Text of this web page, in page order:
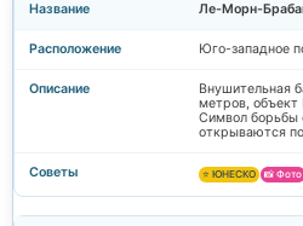
Ле-Морн-
Юго-западное
Внушительная
метров,
Символ борьбы
открываются
⭐ ЮНЕСКО 📸 Фото